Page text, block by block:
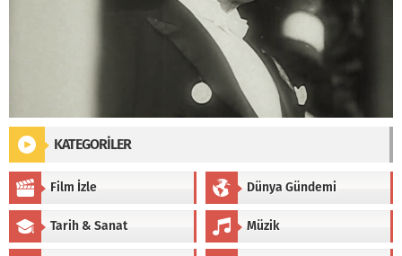
KATEGORİLER
Film İzle Dünya Gündemi
Tarih & Sanat Müzik